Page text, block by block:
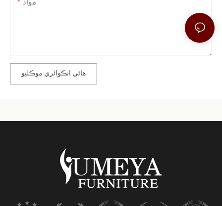
مواد
هاڻي انڪوائري موڪليو